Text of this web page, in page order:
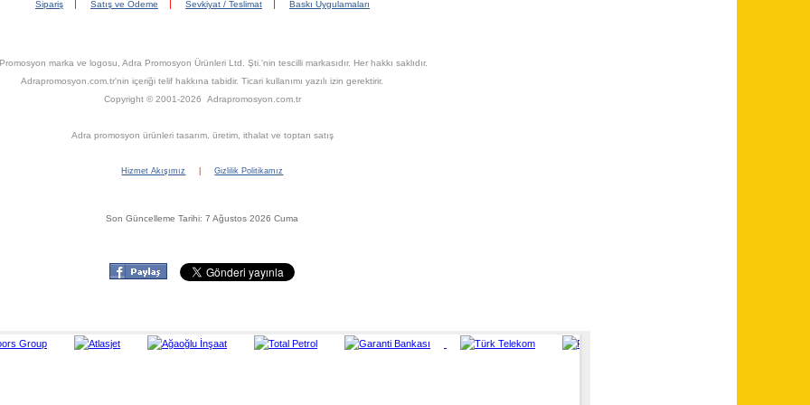
Sipariş Satış ve Ödeme Sevkiyat / Teslimat Baskı Uygulamaları
marka ve logosu, Adra Promosyon Ürünleri Ltd. Şti.'nin tescilli markasıdır. Her hakkı saklıdır.
Adrapromosyon.com.tr'nin içeriği telif hakkına tabidir. Ticari kullanımı yazılı izin gerektirir.
Copyright © 2001-2026 Adrapromosyon.com.tr
Adra promosyon ürünleri tasarım, üretim, ithalat ve toptan satış
Hizmet Akışımız Gizlilik Politikamız
Son Güncelleme Tarihi: 7 Ağustos 2026 Cuma